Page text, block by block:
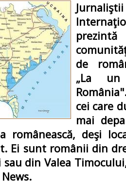
prezintă
de
„La
cei care
mai
românească, deşi
Ei sunt românii din
din Valea